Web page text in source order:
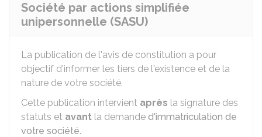
Société par actions simplifiée
unipersonnelle (SASU)
La publication de l'avis de constitution a pour
objectif d'informer les tiers de l'existence et de la
nature de votre société.
Cette publication intervient après la signature des
statuts et avant la demande d'immatriculation de
votre société.